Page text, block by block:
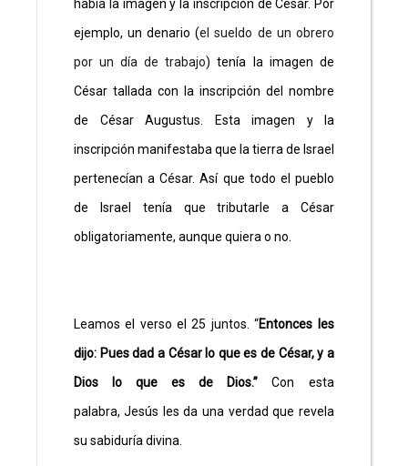
había la imagen y la inscripción de César. Por
ejemplo, un denario (el sueldo de un obrero
por un dí­a de trabajo) tenía la imagen de
César tallada con la inscripción del nombre
de César Augustus. Esta imagen y la
inscripción manifestaba que la tierra de Israel
pertenecían a César. Así que todo el pueblo
de Israel tenía que tributarle a César
obligatoriamente, aunque quiera o no.
Leamos el verso el 25 juntos. “Entonces les
dijo: Pues dad a César lo que es de César, y a
Dios lo que es de Dios.” Con esta
palabra, Jesús les da una verdad que revela
su sabiduría divina.